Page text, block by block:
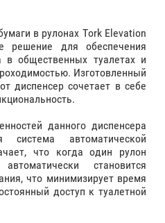
в рулонах Tork Elevation
решение для обеспечения
в общественных туалетах и
Изготовленный
диспенсер сочетает в себе
данного диспенсера
система автоматической
что когда один рулон
становится
что минимизирует время
доступ к туалетной